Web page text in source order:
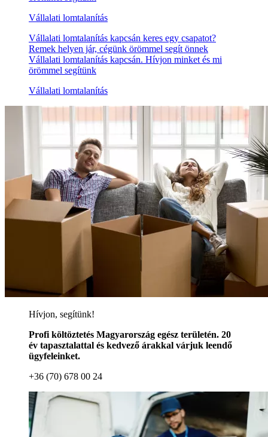
Vállalati lomtalanítás
Vállalati lomtalanítás kapcsán keres egy csapatot?
Remek helyen jár, cégünk örömmel segít önnek
Vállalati lomtalanítás kapcsán. Hívjon minket és mi
örömmel segítünk
Vállalati lomtalanítás
Hívjon, segítünk!
Profi költöztetés Magyarország egész területén. 20
év tapasztalattal és kedvező árakkal várjuk leendő
ügyfeleinket.
+36 (70) 678 00 24